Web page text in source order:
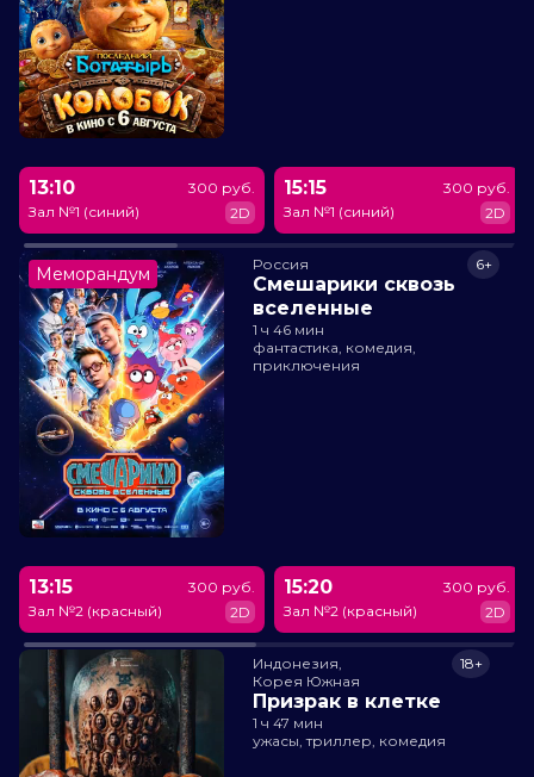
13:10
Зал №1 (синий)
300 руб.
2D
15:15
Зал №1 (синий)
300 руб.
2D
Меморандум Россия
Смешарики сквозь
вселенные
6+
1 ч 46 мин
фантастика, комедия,
приключения
13:15
Зал №2 (красный)
300 руб.
2D
15:20
Зал №2 (красный)
300 руб.
2D
Индонезия,
Корея Южная
Призрак в клетке
18+
1 ч 47 мин
ужасы, триллер, комедия